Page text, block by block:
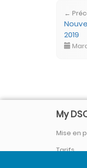
←
2019
My
Mise en
Tarifs